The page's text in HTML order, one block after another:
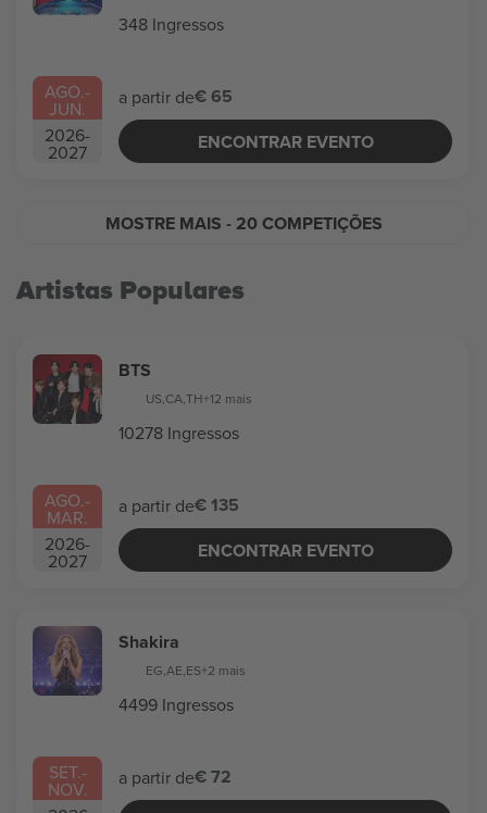
AGO.-
JUN.
2026-
2027
348 Ingressos
a partir de€ 65
ENCONTRAR EVENTO
MOSTRE MAIS - 20 COMPETIÇÕES
Artistas Populares
AGO.-
MAR.
2026-
2027
BTS
US,CA,TH+12 mais
10278 Ingressos
a partir de€ 135
ENCONTRAR EVENTO
SET.-
NOV.
Shakira
EG,AE,ES+2 mais
4499 Ingressos
a partir de€ 72